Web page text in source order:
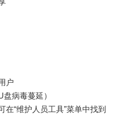
户
病毒蔓延）
“维护人员工具”菜单中找到